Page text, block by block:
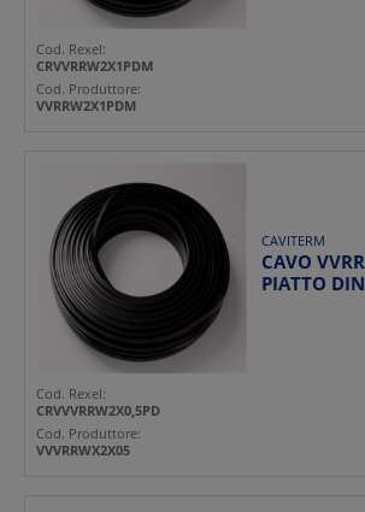
Cod. Rexel:
CRVVRRW2X1PDM
Cod. Produttore:
VVRRW2X1PDM
CAVITERM
CAVO
PIATTO DIN
Cod. Rexel:
CRVVVRRW2X0,5PD
Cod. Produttore:
VVVRRWX2X05